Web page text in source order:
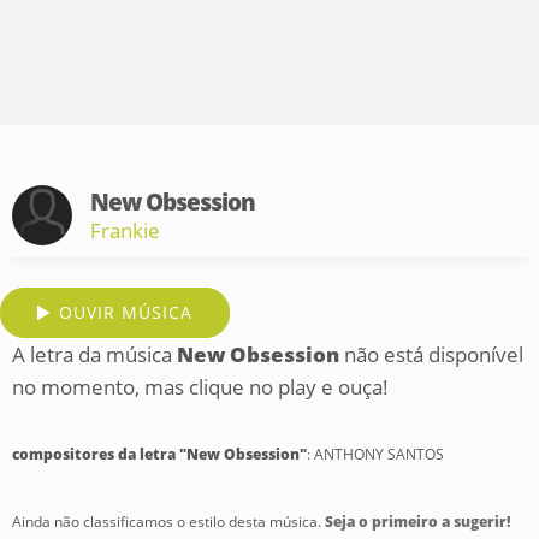
New Obsession
Frankie
OUVIR MÚSICA
A letra da música New Obsession não está disponível
no momento, mas clique no play e ouça!
compositores da letra "New Obsession": ANTHONY SANTOS
Ainda não classificamos o estilo desta música.Seja o primeiro a sugerir!